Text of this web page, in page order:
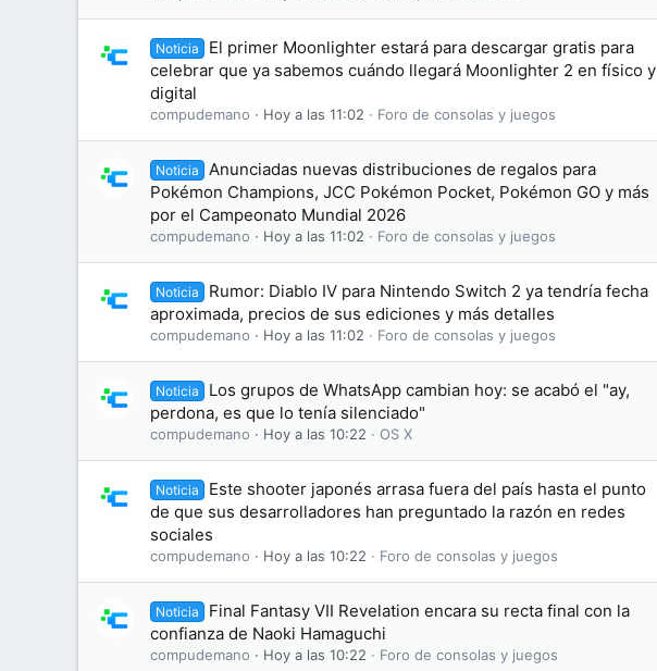
Noticia
El primer Moonlighter estará para descargar gratis para
celebrar que ya sabemos cuándo llegará Moonlighter 2 en físico y
digital
compudemano Hoy a las 11:02 Foro de consolas y juegos
Noticia
Anunciadas nuevas distribuciones de regalos para
Pokémon Champions, JCC Pokémon Pocket, Pokémon GO y más
por el Campeonato Mundial 2026
compudemano Hoy a las 11:02 Foro de consolas y juegos
Noticia
Rumor: Diablo IV para Nintendo Switch 2 ya tendría fecha
aproximada, precios de sus ediciones y más detalles
compudemano Hoy a las 11:02 Foro de consolas y juegos
Noticia
Los grupos de WhatsApp cambian hoy: se acabó el "ay,
perdona, es que lo tenía silenciado"
compudemano Hoy a las 10:22 OS X
Noticia
Este shooter japonés arrasa fuera del país hasta el punto
de que sus desarrolladores han preguntado la razón en redes
sociales
compudemano Hoy a las 10:22 Foro de consolas y juegos
Noticia
Final Fantasy VII Revelation encara su recta final con la
confianza de Naoki Hamaguchi
compudemano Hoy a las 10:22 Foro de consolas y juegos